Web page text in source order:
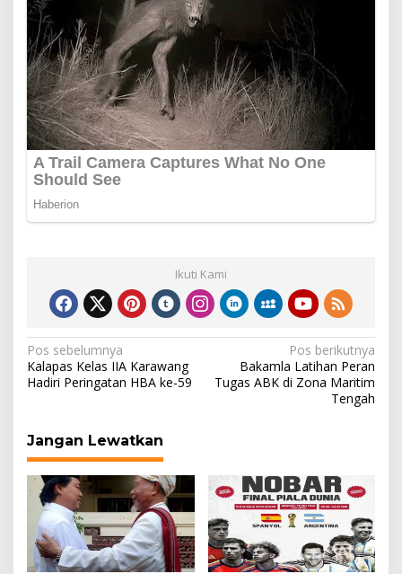
Ikuti Kami
Navigasi
pos
Pos sebelumnya
Kalapas Kelas IIA Karawang
Hadiri Peringatan HBA ke-59
Pos berikutnya
Bakamla Latihan Peran
Tugas ABK di Zona Maritim
Tengah
Jangan Lewatkan